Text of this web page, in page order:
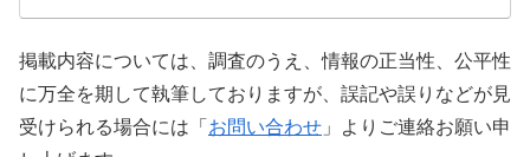
掲載内容については、調査のうえ、情報の正当性、公平性
に万全を期して執筆しておりますが、誤記や誤りなどが見
受けられる場合には「 お問い合わせ 」よりご連絡お願い申